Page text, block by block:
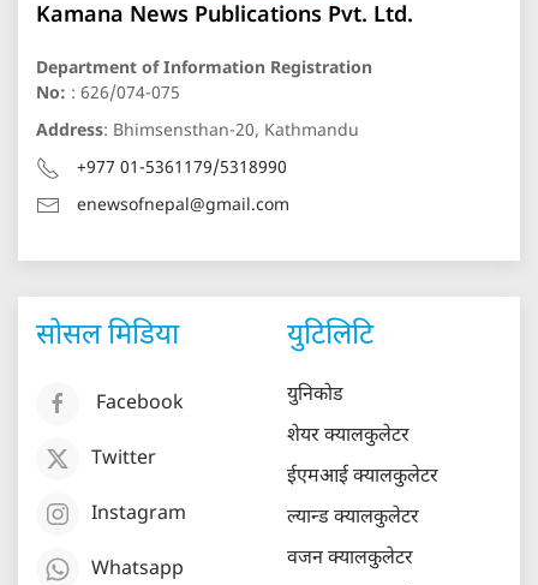
Kamana News Publications Pvt. Ltd.
Department of Information Registration
No: : 626/074-075
Address: Bhimsensthan-20, Kathmandu
+977 01-5361179/5318990
enewsofnepal@gmail.com
सोसल मिडिया
Facebook
Twitter
Instagram
Whatsapp
युटिलिटि
युनिकोड
शेयर क्यालकुलेटर
ईएमआई क्यालकुलेटर
ल्यान्ड क्यालकुलेटर
वजन क्यालकुलेटर